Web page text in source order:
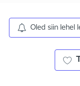
Oled siin lehel